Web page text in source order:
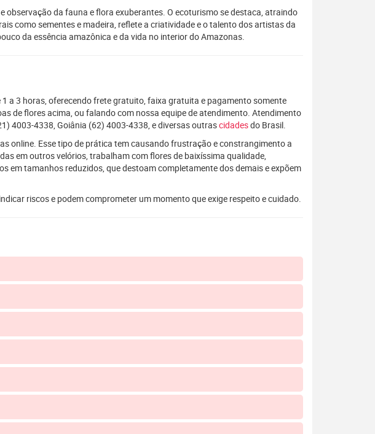
observação da fauna e flora exuberantes. O ecoturismo se destaca, atraindo
como sementes e madeira, reflete a criatividade e o talento dos artistas da
da essência amazônica e da vida no interior do Amazonas.
a 3 horas, oferecendo frete gratuito, faixa gratuita e pagamento somente
de flores acima, ou falando com nossa equipe de atendimento. Atendimento
4003-4338, Goiânia (62) 4003-4338, e diversas outrascidadesdo Brasil.
online. Esse tipo de prática tem causando frustração e constrangimento a
em outros velórios, trabalham com flores de baixíssima qualidade,
em tamanhos reduzidos, que destoam completamente dos demais e expõem
riscos e podem comprometer um momento que exige respeito e cuidado.